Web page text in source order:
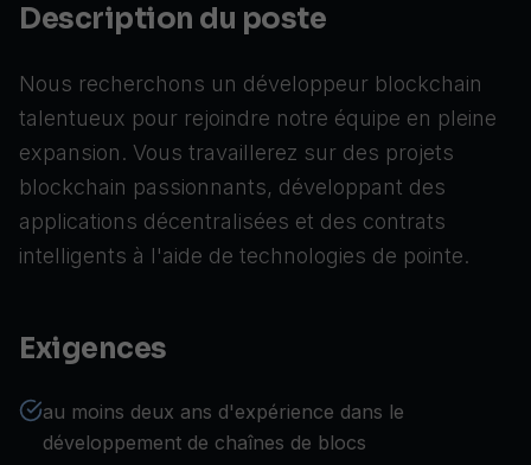
Description du poste
Nous recherchons un développeur blockchain
talentueux pour rejoindre notre équipe en pleine
expansion. Vous travaillerez sur des projets
blockchain passionnants, développant des
applications décentralisées et des contrats
intelligents à l'aide de technologies de pointe.
Exigences
au moins deux ans d'expérience dans le
développement de chaînes de blocs